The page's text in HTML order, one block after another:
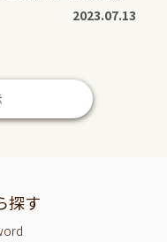
2023.07.13
金は定期預金で運用す
？メリット・デメリッ
件を解説
探す